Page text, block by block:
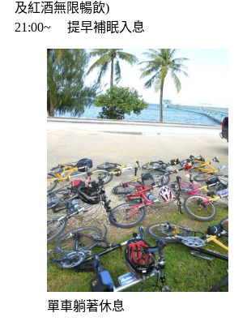
及紅酒無限暢飲)
21:00~ 提早補眠入息
單車躺著休息